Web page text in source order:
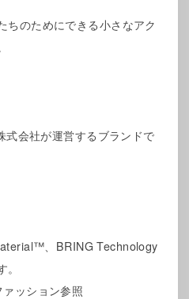
ちのためにできる小さなアク
会社が運営するブランドで
、BRING Technology
ッション参照